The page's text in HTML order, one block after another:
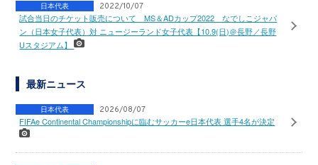
日本代表 2022/10/07
試合当日のチケット販売について MS＆ADカップ2022 なでしこジャパ
ン（日本女子代表）対 ニュージーランド女子代表【10.9(日)＠長野／長野
Uスタジアム】
最新ニュース
日本代表 2026/08/07
FIFAe Continental Championshipに臨むサッカーe日本代表 選手4名が決定